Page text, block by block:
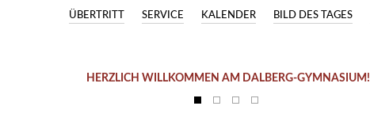
BILD DES TAGES
KALENDER
SERVICE
ÜBERTRITT
HERZLICH WILLKOMMEN AM DALBERG-GYMNASIUM!